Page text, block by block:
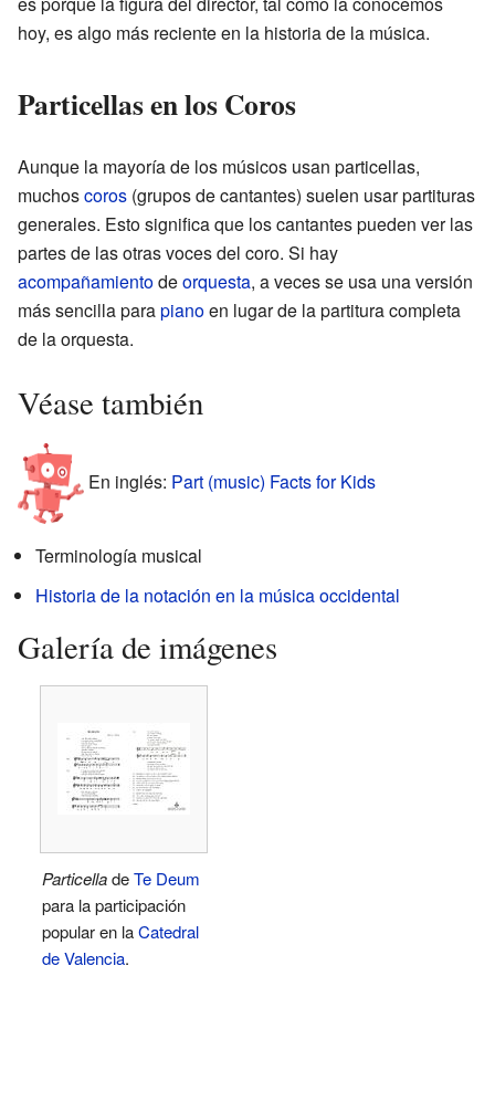
hoy, es algo más reciente en la historia de la música.
Particellas en los Coros
Aunque la mayoría de los músicos usan particellas,
muchoscoros (grupos de cantantes) suelen usar partituras
generales. Esto significa que los cantantes pueden ver las
partes de las otras voces del coro. Si hay
acompañamientodeorquesta, a veces se usa una versión
más sencilla parapianoen lugar de la partitura completa
de la orquesta.
Véase también
En inglés: Part (music) Facts for Kids
Terminología musical
Historia de la notación en la música occidental
Galería de imágenes
ParticelladeTe Deum
para la participación
popular en laCatedral
de Valencia.